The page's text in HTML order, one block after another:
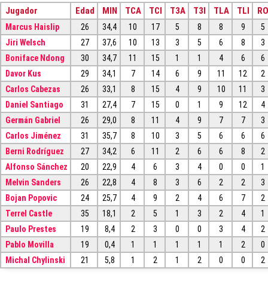
Jugador Edad MIN TCA TCI T3A T3I TLA TLI RO
Marcus Haislip 26 34,4 10 17 5 8 8 9
5
Jiri Welsch
27 37,6 10 13 3 5 6 8
3
Boniface Ndong
30 34,7 11 15 1 1 4 6
6
Davor Kus
29 34,1 7 14 6 9 11 12
2
Carlos Cabezas
26 33,1 8 15 4 9 10 11
3
Daniel Santiago
31 27,4 7 15 0 1 9 12
4
Germán Gabriel
26 29,0 8 11 4 9 7 7
3
Carlos Jiménez
31 35,7 8 10 3 5 6 6
6
Berni Rodríguez
27 34,2 6 11 2 6 6 8
2
Alfonso Sánchez
20 22,9 4 6 3 4 0 0
1
Melvin Sanders
26 22,8 4 8 3 6 2 2
3
Bojan Popovic
24 25,7 4 9 2 4 6 7
2
Terrel Castle
35 18,1 2 5 1 3 2 4
1
Paulo Prestes
19 8,4 2 3 0 0 3 4
2
Pablo Movilla
19 0,4 1 1 1 1 1 2
0
Michal Chylinski
21 5,8 1 2 1 2 0 0 2